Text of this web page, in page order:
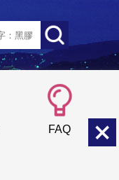
FAQ
小 中